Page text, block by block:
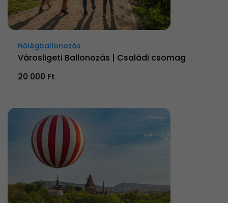
Hőlégballonozás
Városligeti Ballonozás | Családi csomag
20 000 Ft